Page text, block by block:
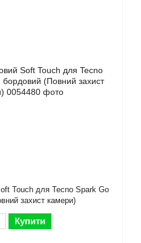
Touch для Tecno Spark Go
захист камери)
Купити